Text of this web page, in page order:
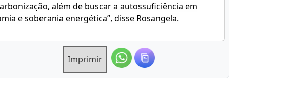
além de buscar a autossuficiência em
e soberania energética”, disse Rosangela.
Imprimir